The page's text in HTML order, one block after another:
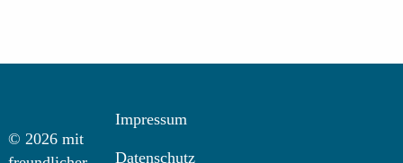
© 2026 mit
Impressum
Datenschutz